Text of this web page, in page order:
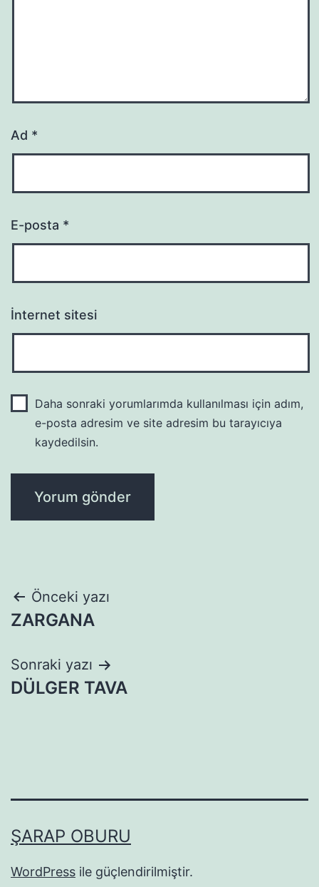
Ad *
E-posta *
İnternet sitesi
Daha sonraki yorumlarımda kullanılması için adım,
e-posta adresim ve site adresim bu tarayıcıya
kaydedilsin.
Yazı
gezinmesi
Önceki yazı
ZARGANA
Sonraki yazı
DÜLGER TAVA
ŞARAP OBURU
WordPress ile güçlendirilmiştir.